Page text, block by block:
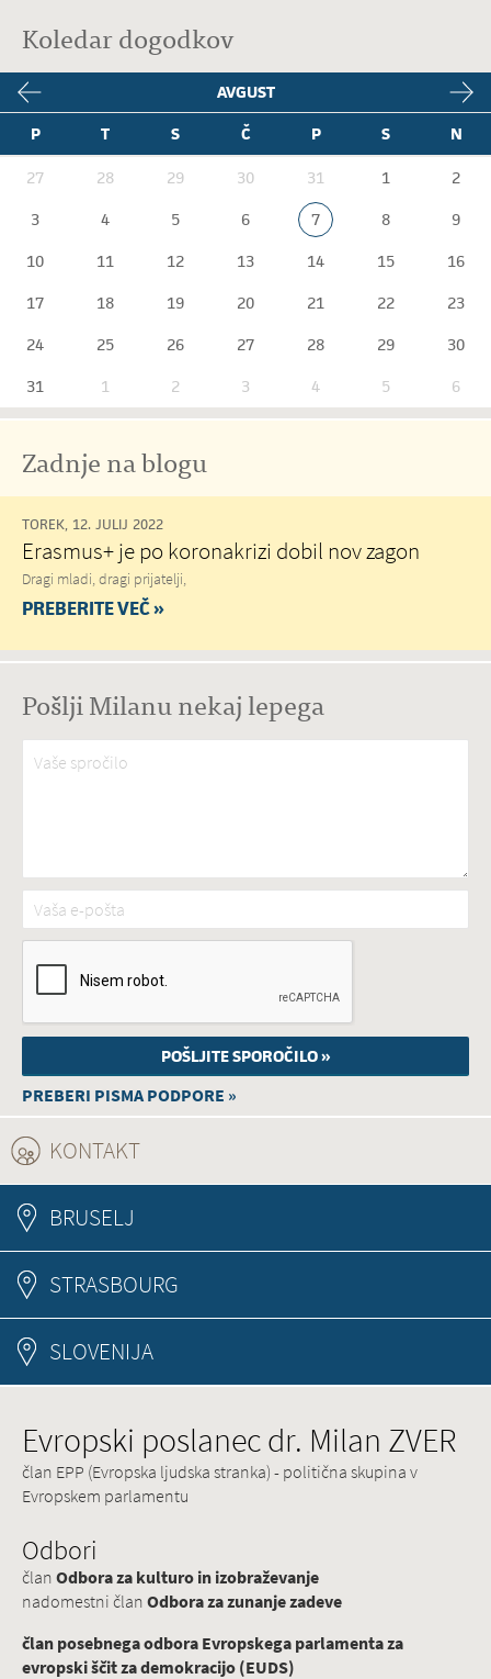
Koledar dogodkov
AVGUST
P
T S Č P S N
27 28 29 30 31 1
2
3
4 5 6 7 8
9
10
11 12 13 14 15
16
17
18 19 20 21 22
23
24
25 26 27 28 29
30
31
1 2 3 4 5 6
Zadnje na blogu
TOREK, 12. JULIJ 2022
Erasmus+ je po koronakrizi dobil nov zagon
Dragi mladi, dragi prijatelji,
PREBERITE VEČ »
Pošlji Milanu nekaj lepega
Vaše spročilo*
Vaša e-pošta*
PREBERI PISMA PODPORE »
KONTAKT
BRUSELJ
STRASBOURG
SLOVENIJA
Evropski poslanec dr. Milan ZVER
član EPP (Evropska ljudska stranka) - politična skupina v
Evropskem parlamentu
Odbori
članOdbora za kulturo in izobraževanje
nadomestni članOdbora za zunanje zadeve
član posebnega odbora Evropskega parlamenta za
evropski ščit za demokracijo (EUDS)